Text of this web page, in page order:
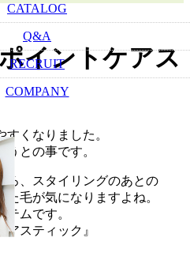
イントケアス
くなりました。
との事です。
ろ、スタイリングのあとの
毛が気になりますよね。
ムです。
スティック』
CATALOG
Q&A
RECRUIT
COMPANY